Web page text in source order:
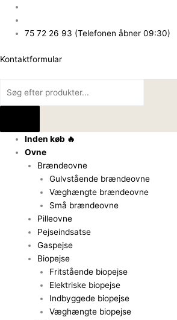
indholdet75 72 26 93 (Telefonen åbner 09:30)
Kontaktformular
Products
search
Inden køb 🔥
Ovne
Brændeovne
Gulvstående brændeovne
Væghængte brændeovne
Små brændeovne
Pilleovne
Pejseindsatse
Gaspejse
Biopejse
Fritstående biopejse
Elektriske biopejse
Indbyggede biopejse
Væghængte biopejse
Products
search